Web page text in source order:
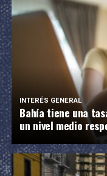
INTERÉS GENERAL
Bahía tiene una
un nivel medio